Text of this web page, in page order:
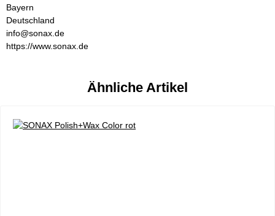
Bayern
Deutschland
info@sonax.de
https://www.sonax.de
Ähnliche Artikel